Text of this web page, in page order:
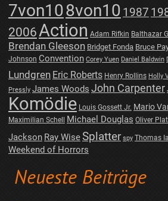
7von108von10 1987
2006Action Adam Rifkin Balthazar
Brendan Gleeson Bridget Fonda Bruce
Johnson Convention Corey Yuen Daniel Baldwin
Lundgren Eric Roberts Henry Rollins Holly
Pressly James Woods John Carpenter
Komödie Louis Gossett Jr. Mario
Maximilian Schell Michael Douglas Oliver
Jackson Ray WiseSplatter spy Thomas
Weekend of Horrors
Neueste Beiträge